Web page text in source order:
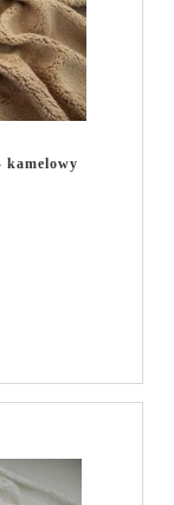
kamelowy